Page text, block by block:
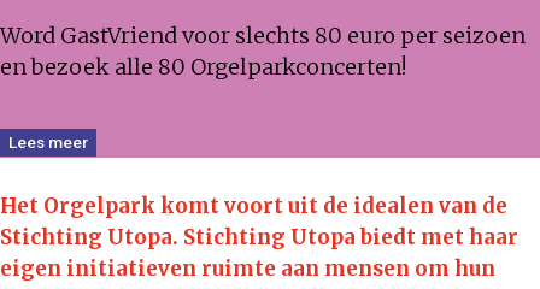
Word GastVriend voor slechts 80 euro per seizoen
en bezoek alle 80 Orgelparkconcerten!
Lees meer
Het Orgelpark komt voort uit de idealen van de
Stichting Utopa. Stichting Utopa biedt met haar
eigen initiatieven ruimte aan mensen om hun